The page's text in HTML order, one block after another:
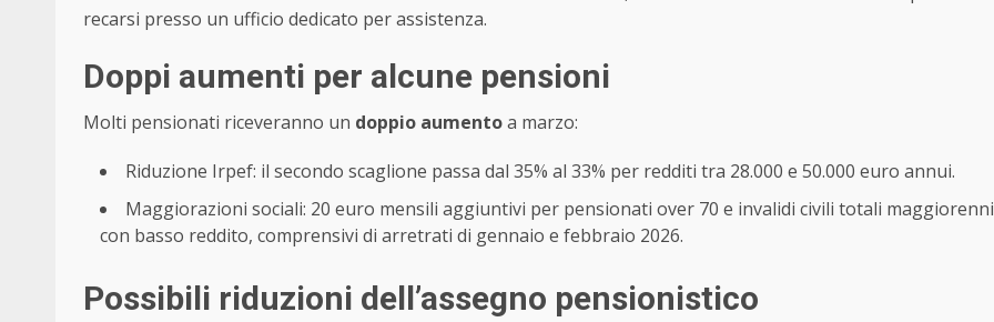
recarsi presso un ufficio dedicato per assistenza.
Doppi aumenti per alcune pensioni
Molti pensionati riceveranno un doppio aumentoa marzo:
Riduzione Irpef: il secondo scaglione passa dal 35% al 33% per redditi tra 28.000 e 50.000 euro annui.
Maggiorazioni sociali: 20 euro mensili aggiuntivi per pensionati over 70 e invalidi civili totali maggiorenni
con basso reddito, comprensivi di arretrati di gennaio e febbraio 2026.
Possibili riduzioni dell’assegno pensionistico